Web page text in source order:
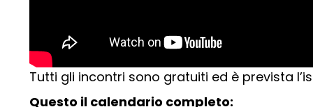
Tutti gli incontri sono gratuiti ed è prevista
Questo il calendario completo: